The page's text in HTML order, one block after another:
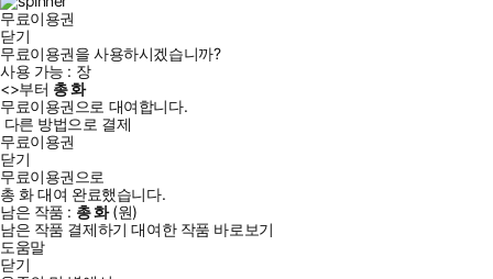
무료이용권
닫기
무료이용권을 사용하시겠습니까?
사용 가능 : 장
<>부터 총화
무료이용권으로 대여합니다.
다른 방법으로 결제
무료이용권
닫기
무료이용권으로
총화대여 완료했습니다.
남은 작품 : 총화(원)
남은 작품 결제하기 대여한 작품 바로보기
도움말
닫기